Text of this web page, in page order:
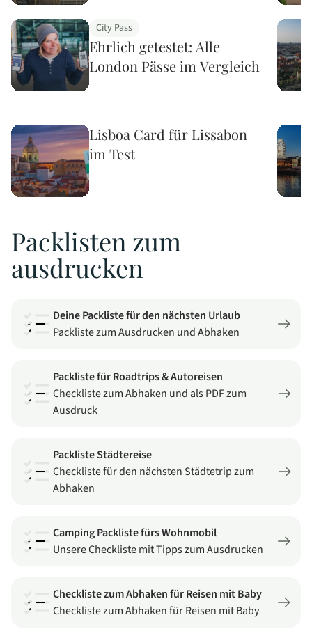
City Pass
Ehrlich getestet: Alle
London Pässe im Vergleich
Lisboa Card für Lissabon
im Test
Packlisten zum
ausdrucken
Deine Packliste für den nächsten Urlaub
Packliste zum Ausdrucken und Abhaken
Packliste für Roadtrips & Autoreisen
Checkliste zum Abhaken und als PDF zum
Ausdruck
Packliste Städtereise
Checkliste für den nächsten Städtetrip zum
Abhaken
Camping Packliste fürs Wohnmobil
Unsere Checkliste mit Tipps zum Ausdrucken
Checkliste zum Abhaken für Reisen mit Baby
Checkliste zum Abhaken für Reisen mit Baby